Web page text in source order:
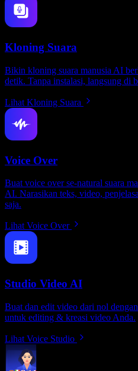
Kloning Suara
Bikin kloning suara manusia AI
detik. Tanpa instalasi, langsung di
Lihat Kloning Suara
Voice Over
Buat voice over se-natural suara
AI. Narasikan teks, video,
saja.
Lihat Voice Over
Studio Video AI
Buat dan edit video dari nol
untuk editing & kreasi video Anda.
Lihat Voice Studio